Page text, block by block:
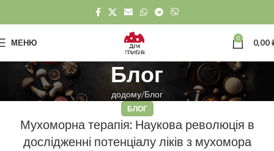
МЕНЮ 0 0,00
Блог
додому Блог
БЛОГ
Мухоморна терапія: Наукова революція в
дослідженні потенціалу ліків з мухомора